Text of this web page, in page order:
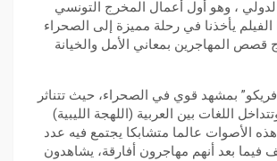
، وهو أول أعمال المخرج التونسي
يأخذنا في رحلة مميزة إلى الصحراء
قصص المهاجرين بمعاني الأمل والخيانة
بمشهد قوي في الصحراء، حيث تتناثر
اللغات بين العربية (اللهجة الليبية)
الأصوات عالما متشابكا يجتمع فيه عدد
فيما بعد أنهم مهاجرون أفارقة، يشاهدون